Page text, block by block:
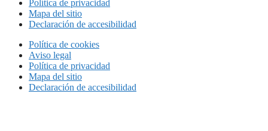
Política de privacidad
Mapa del sitio
Declaración de accesibilidad
Política de cookies
Aviso legal
Política de privacidad
Mapa del sitio
Declaración de accesibilidad